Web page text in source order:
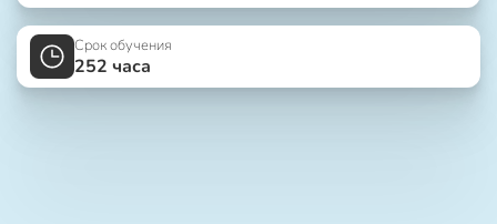
Срок обучения
252 часа